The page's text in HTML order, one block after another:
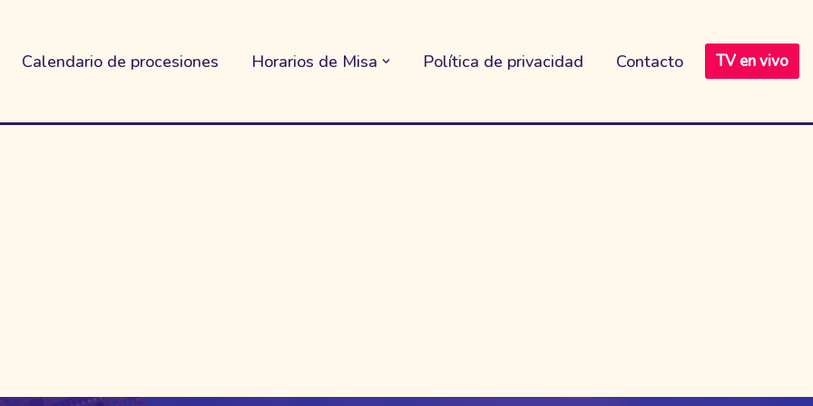
Calendario de procesiones Horarios de Misa Política de privacidad Contacto TV en vivo